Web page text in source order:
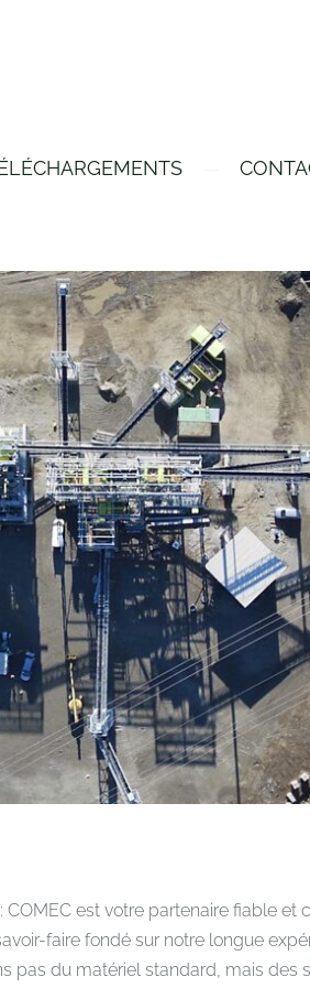
est votre partenaire fiable
faire fondé sur notre longue
pas du matériel standard, mais